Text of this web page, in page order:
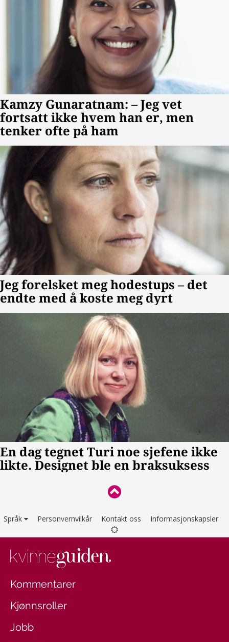
Språk Personvernvilkår Kontakt oss Informasjonskapsler
Kommentarer
Kjønnsroller
Jobb